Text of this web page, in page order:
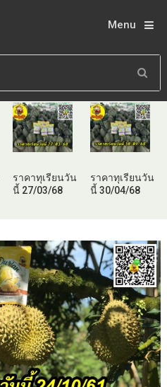
Menu
ราคาทุเรียนวัน
นี้ 27/03/68
ราคาทุเรียนวัน
นี้ 30/04/68